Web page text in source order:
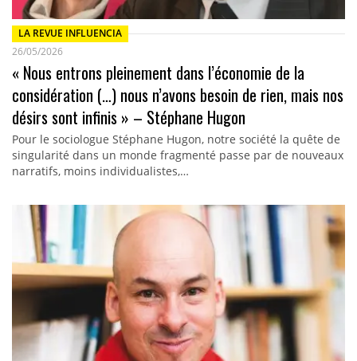
LA REVUE INFLUENCIA
26/05/2026
« Nous entrons pleinement dans l’économie de la
considération (…) nous n’avons besoin de rien, mais nos
désirs sont infinis » – Stéphane Hugon
Pour le sociologue Stéphane Hugon, notre société la quête de
singularité dans un monde fragmenté passe par de nouveaux
narratifs, moins individualistes,…